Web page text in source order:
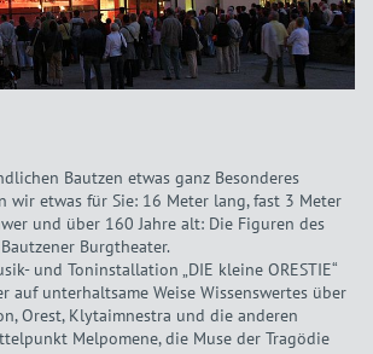
Bautzen etwas ganz Besonderes
wir etwas für Sie: 16 Meter lang, fast 3 Meter
und über 160 Jahre alt: Die Figuren des
Burgtheater.
und Toninstallation „DIE kleine ORESTIE“
auf unterhaltsame Weise Wissenswertes über
Orest, Klytaimnestra und die anderen
Melpomene, die Muse der Tragödie